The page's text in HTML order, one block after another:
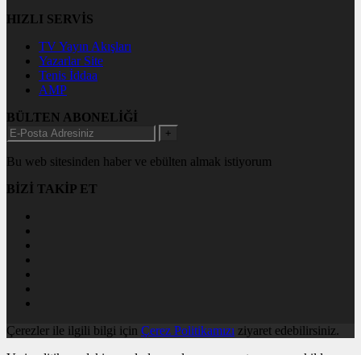
HIZLI SERVİS
TV Yayın Akışları
Yazarlar Site
Tenis İddaa
AMP
BÜLTEN ABONELİĞİ
+
Bu web sitesinden haber ve ebülten almak istiyorum
BİZİ TAKİP ET
Çerezler ile ilgili bilgi için Çerez Politikamızı ziyaret edebilirsiniz.